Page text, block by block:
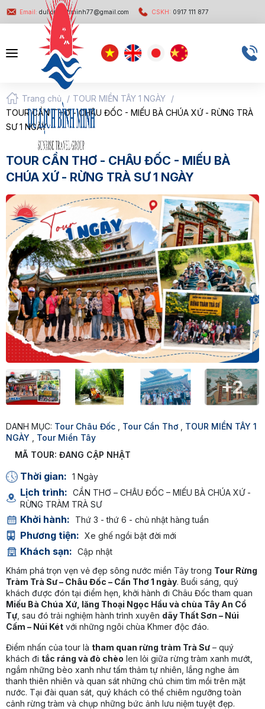
Email: dulichbinhminh77@gmail.com CSKH: 0917 111 877
Trang chủ / TOUR MIỀN TÂY 1 NGÀY /
TOUR CẦN THƠ - CHÂU ĐỐC - MIẾU BÀ CHÚA XỨ - RỪNG TRÀ
SƯ 1 NGÀY
TOUR CẦN THƠ - CHÂU ĐỐC - MIẾU BÀ
CHÚA XỨ - RỪNG TRÀ SƯ 1 NGÀY
+2
DANH MỤC: Tour Châu Đốc Tour Cần Thơ
TOUR MIỀN TÂY 1
NGÀY
Tour Miền Tây
MÃ TOUR: ĐANG CẬP NHẬT
Thời gian: 1 Ngày
Lịch trình: CẦN THƠ – CHÂU ĐỐC – MIẾU BÀ CHÚA XỨ -
RỪNG TRÀM TRÀ SƯ
Khởi hành: Thứ 3 - thứ 6 - chủ nhật hàng tuần
Phương tiện: Xe ghế ngồi bật đời mới
Khách sạn: Cập nhật
Khám phá trọn vẹn vẻ đẹp sông nước miền Tây trong Tour Rừng
Tràm Trà Sư – Châu Đốc – Cần Thơ 1 ngày. Buổi sáng, quý
khách được đón tại điểm hẹn, khởi hành đi Châu Đốc tham quan
Miếu Bà Chúa Xứ, lăng Thoại Ngọc Hầu và chùa Tây An Cổ
Tự , sau đó trải nghiệm hành trình xuyên dãy Thất Sơn – Núi
Cấm – Núi Két với những ngôi chùa Khmer độc đáo.
Điểm nhấn của tour là tham quan rừng tràm Trà Sư – quý
khách đi tắc ráng và đò chèo len lỏi giữa rừng tràm xanh mướt,
ngắm những bèo xanh như tấm thảm tự nhiên, lắng nghe âm
thanh thiên nhiên và quan sát những chú chim tìm mồi trên mặt
nước. Tại đài quan sát, quý khách có thể chiêm ngưỡng toàn
cảnh rừng tràm và chụp những bức ảnh lưu niệm tuyệt đẹp.